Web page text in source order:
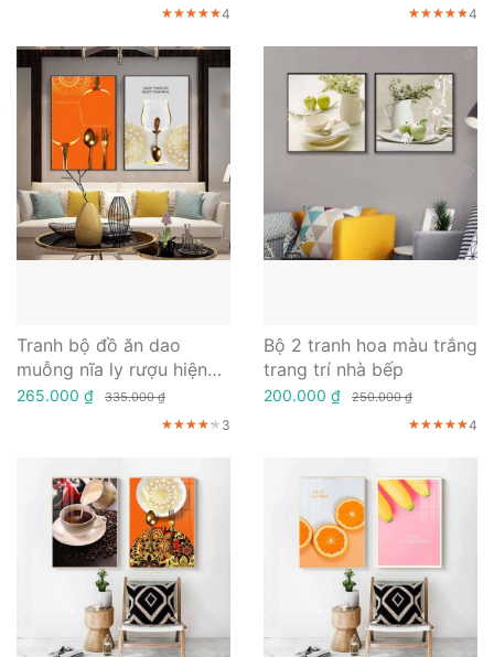
★★★★★
★★★★★
★★★★★4 ★★★★★
★★★★★
★★★★★4
Tranh bộ đồ ăn dao
muỗng nĩa ly rượu hiện
đại
265.000 ₫ 335.000 ₫
★★★★★
★★★★★
★★★★★ 3
Bộ 2 tranh hoa màu trắng
trang trí nhà bếp
200.000 ₫ 250.000 ₫
★★★★★
★★★★★
★★★★★4